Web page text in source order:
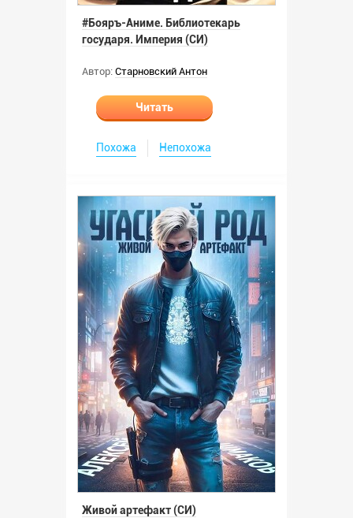
#Бояръ-Аниме. Библиотекарь
государя. Империя (СИ)
Автор: Старновский Антон
Читать
Похожа Непохожа
Живой артефакт (СИ)